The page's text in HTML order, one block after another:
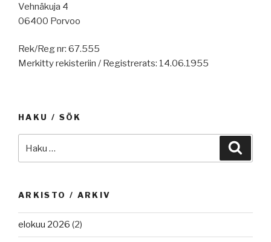
Vehnäkuja 4
06400 Porvoo
Rek/Reg nr: 67.555
Merkitty rekisteriin / Registrerats: 14.06.1955
HAKU / SÖK
ARKISTO / ARKIV
elokuu 2026 (2)